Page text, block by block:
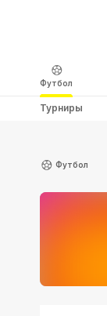
Футбол
Турниры
Футбол